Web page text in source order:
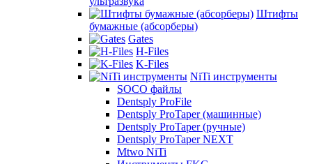
Штифты
бумажные (абсорберы)
Gates
H-Files
K-Files
NiTi инструменты
SOCO файлы
Dentsply ProFile
Dentsply ProTaper (машинные)
Dentsply ProTaper (ручные)
Dentsply ProTaper NEXT
Mtwo NiTi